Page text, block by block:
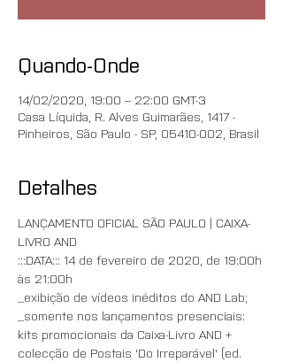
Quando-Onde
14/02/2020, 19:00 – 22:00 GMT-3
Casa Líquida, R. Alves Guimarães, 1417 -
Pinheiros, São Paulo - SP, 05410-002, Brasil
Detalhes
LANÇAMENTO OFICIAL SÃO PAULO | CAIXA-
LIVRO AND
:::DATA::: 14 de fevereiro de 2020, de 19:00h
às 21:00h
_exibição de vídeos inéditos do AND Lab;
_somente nos lançamentos presenciais:
kits promocionais da Caixa-Livro AND +
colecção de Postais 'Do Irreparável' (ed.